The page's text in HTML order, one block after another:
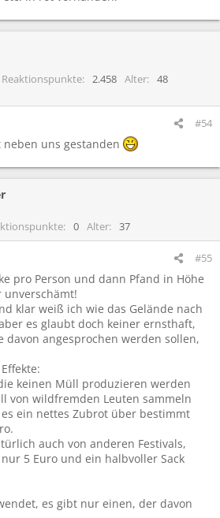
Reaktionspunkte 2.458 Alter
48
#54
uns gestanden
0 Alter 37
#55
pro Person und dann Pfand in Höhe
unverschämt!
klar weiß ich wie das Gelände nach
es glaubt doch keiner ernsthaft,
davon angesprochen werden sollen,
keinen Müll produzieren werden
von wildfremden Leuten sammeln
ein nettes Zubrot über bestimmt
auch von anderen Festivals,
5 Euro und ein halbvoller Sack
es gibt nur einen, der davon